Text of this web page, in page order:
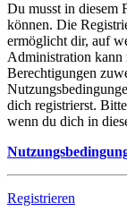
Du musst in diesem
können. Die
ermöglicht dir, auf
Administration kann
Berechtigungen
dich registrierst.
wenn du dich in
Registrieren